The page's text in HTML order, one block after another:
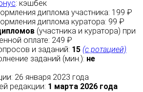
: кэшбек
диплома участника: 199 ₽
диплома куратора: 99 ₽
(участника и куратора) при
оплате: 249 ₽
и заданий: 15 (с ротацией)
заданий (мин.): не
26 января 2023 года
редакции: 1 марта 2026 года